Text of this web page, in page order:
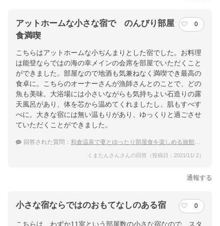
アットホームな小さな宿で のんびり部屋
食満喫
0
こちらはアットホームな小ぢんまりとした宿でした。お料理
は能登ならではの海の幸メインの会席を部屋でいただくこと
ができました。部屋なので地酒も気兼ねなく満喫でき最高の
食卓に。こちらのオーナーさんが漁師さんとのことで、どの
魚も美味。大浴場には小さいながらも気持ちよい石造りの露
天風呂があり、体を芯から温めてくれましたし、肌もすべす
べに。大きな宿には無い温もりがあり、ゆっくりと過ごさせ
ていただくことができました。
回答された質問： 和倉温泉で妻とゆったり部屋食を楽しめる旅館は？
くまたんさんさんの回答（投稿日：2021/11/ 2）
通報する
小さな宿ならではのおもてなしのある宿 0
こちらは、わずか11室という部屋数の小さな宿なので、スタ